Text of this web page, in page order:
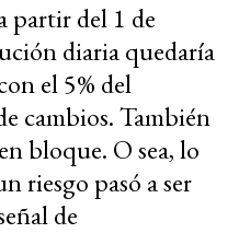
partir del 1 de
diaria quedaría
el 5% del
cambios. También
bloque. O sea, lo
riesgo pasó a ser
de